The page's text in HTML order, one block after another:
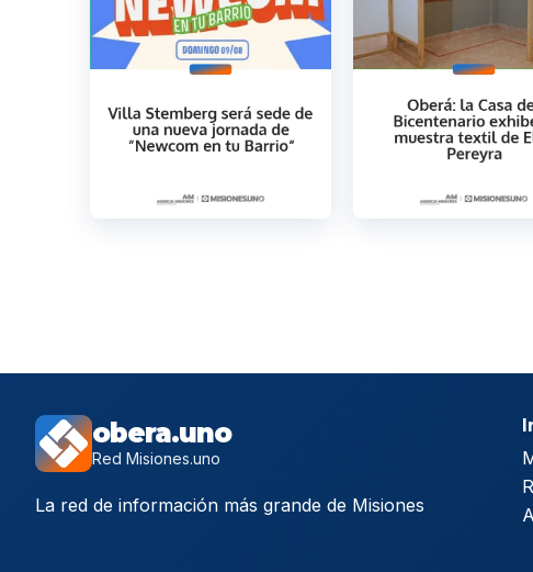
obera.uno
Red Misiones.uno
La red de información más grande de Misiones